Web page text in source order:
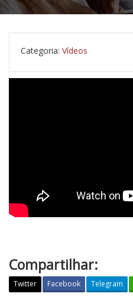
Categoria: Vídeos
Compartilhar:
Twitter Facebook Telegram